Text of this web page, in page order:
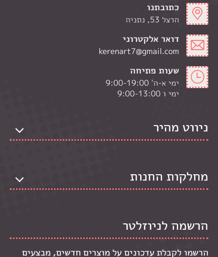
כתובתנו
הרצל 53, נתניה
דואר אלקטרוני
kerenart7@gmail.com
שעות פתיחה
ימי א-ה' 9:00-19:00
ימי ו 9:00-13:00
ניווט מהיר
מחלקות החנות
הרשמה לניוזלטר
הרשמו לקבלת עדכונים על מוצרים חדשים, מבצעים